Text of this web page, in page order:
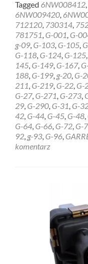
Tagged 6NW008412,
6NW009420,
712120, 730314,
781751, G-001, G-
g-09, G-103, G-105,
G-118, G-124, G-125,
145, G-149, G-167,
188, G-199, g-20, G-
211, G-219, G-22, G-
G-27, G-271, G-273,
29, G-290, G-31, G-
42, G-44, G-45, G-48,
G-64, G-66, G-72, G-
92, g-93, G-96,
komentarz